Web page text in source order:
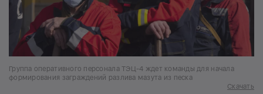
Группа оперативного персонала ТЭЦ-4 ждет команды для начала
формирования заграждений разлива мазута из песка
Скачать